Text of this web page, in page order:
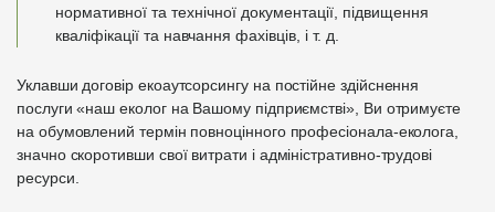
нормативної та технічної документації, підвищення
кваліфікації та навчання фахівців, і т. д.
Уклавши договір екоаутсорсингу на постійне здійснення
послуги «наш еколог на Вашому підприємстві», Ви отримуєте
на обумовлений термін повноцінного професіонала-еколога,
значно скоротивши свої витрати і адміністративно-трудові
ресурси.